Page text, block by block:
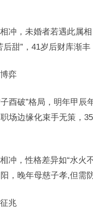
冲，未婚者若遇此属
甜”，41岁后财库渐
弈
酉破”格局，明年甲
场边缘化束手无策，
冲，性格差异如“水火
，晚年母慈子孝,但需
兆